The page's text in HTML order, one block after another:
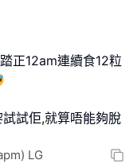
正12am連續食12粒
試佢,就算唔能夠脫
LG